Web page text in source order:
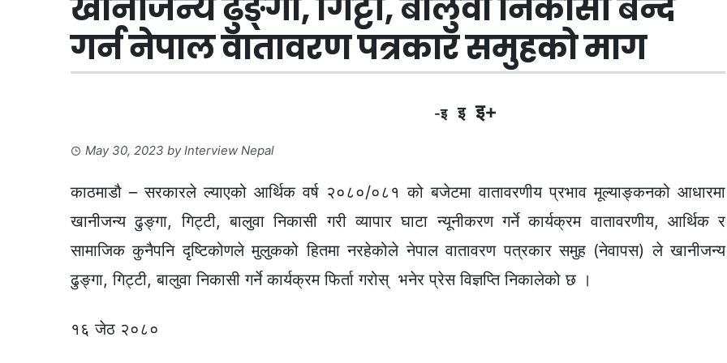
गर्न नेपाल वातावरण पत्रकार समुहको माग
-इ इ इ+
May 30, 2023 byInterview Nepal
काठमाडौ – सरकारले ल्याएको आर्थिक वर्ष २०८०/०८१ को बजेटमा वातावरणीय प्रभाव मूल्याङ्कनको आधारमा
खानीजन्य ढुङ्गा, गिट्टी, बालुवा निकासी गरी व्यापार घाटा न्यूनीकरण गर्ने कार्यक्रम वातावरणीय, आर्थिक र
सामाजिक कुनैपनि दृष्टिकोणले मुलुकको हितमा नरहेकोले नेपाल वातावरण पत्रकार समुह (नेवापस) ले खानीजन्य
ढुङ्गा, गिट्टी, बालुवा निकासी गर्ने कार्यक्रम फिर्ता गरोस् भनेर प्रेस विज्ञप्ति निकालेको छ ।
१६ जेठ २०८०